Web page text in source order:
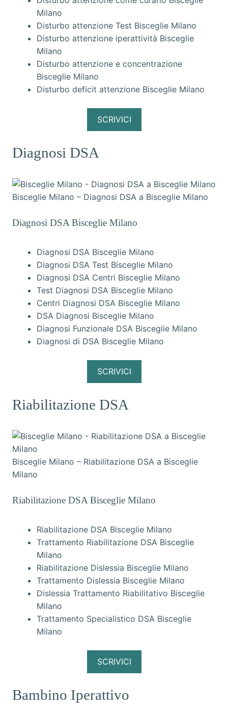
Milano
Disturbo attenzione Test Bisceglie Milano
Disturbo attenzione iperattività Bisceglie
Milano
Disturbo attenzione e concentrazione
Bisceglie Milano
Disturbo deficit attenzione Bisceglie Milano
SCRIVICI
Diagnosi DSA
Bisceglie Milano – Diagnosi DSA a Bisceglie Milano
Diagnosi DSA Bisceglie Milano
Diagnosi DSA Bisceglie Milano
Diagnosi DSA Test Bisceglie Milano
Diagnosi DSA Centri Bisceglie Milano
Test Diagnosi DSA Bisceglie Milano
Centri Diagnosi DSA Bisceglie Milano
DSA Diagnosi Bisceglie Milano
Diagnosi Funzionale DSA Bisceglie Milano
Diagnosi di DSA Bisceglie Milano
SCRIVICI
Riabilitazione DSA
Bisceglie Milano – Riabilitazione DSA a Bisceglie
Milano
Riabilitazione DSA Bisceglie Milano
Riabilitazione DSA Bisceglie Milano
Trattamento Riabilitazione DSA Bisceglie
Milano
Riabilitazione Dislessia Bisceglie Milano
Trattamento Dislessia Bisceglie Milano
Dislessia Trattamento Riabilitativo Bisceglie
Milano
Trattamento Specialistico DSA Bisceglie
Milano
SCRIVICI
Bambino Iperattivo